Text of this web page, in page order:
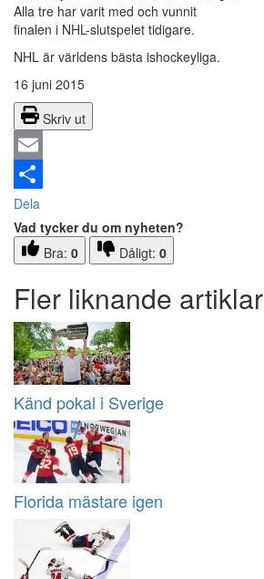
Alla tre har varit med och vunnit
finalen i NHL-slutspelet tidigare.
NHL är världens bästa ishockeyliga.
16 juni 2015
Skriv ut
Email
Dela
Vad tycker du om nyheten?
Bra: 0 Dåligt: 0
Fler liknande artiklar
Känd pokal i Sverige
Florida mästare igen